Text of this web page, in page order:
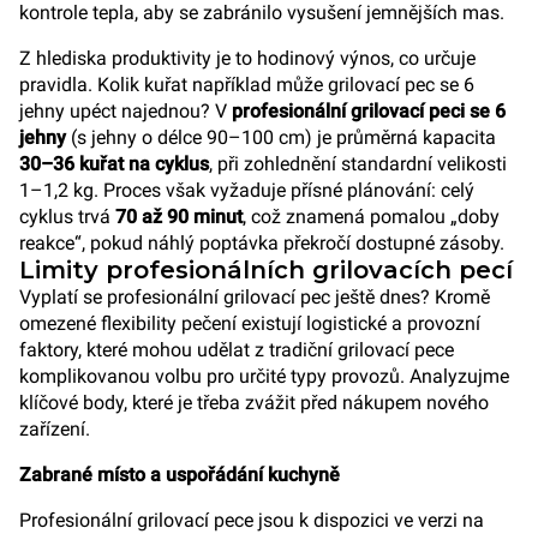
kontrole tepla, aby se zabránilo vysušení jemnějších mas.
Z hlediska produktivity je to hodinový výnos, co určuje
pravidla. Kolik kuřat například může grilovací pec se 6
jehny upéct najednou? V profesionální grilovací peci se 6
jehny(s jehny o délce 90–100 cm) je průměrná kapacita
30–36 kuřat na cyklus, při zohlednění standardní velikosti
1–1,2 kg. Proces však vyžaduje přísné plánování: celý
cyklus trvá 70 až 90 minut, což znamená pomalou „doby
reakce“, pokud náhlý poptávka překročí dostupné zásoby.
Limity profesionálních grilovacích pecí
Vyplatí se profesionální grilovací pec ještě dnes? Kromě
omezené flexibility pečení existují logistické a provozní
faktory, které mohou udělat z tradiční grilovací pece
komplikovanou volbu pro určité typy provozů. Analyzujme
klíčové body, které je třeba zvážit před nákupem nového
zařízení.
Zabrané místo a uspořádání kuchyně
Profesionální grilovací pece jsou k dispozici ve verzi na